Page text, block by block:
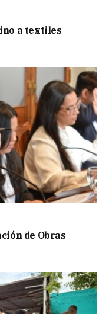
a textiles
de Obras